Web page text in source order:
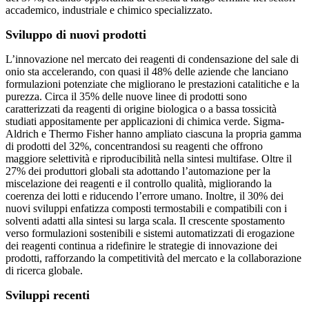
accademico, industriale e chimico specializzato.
Sviluppo di nuovi prodotti
L’innovazione nel mercato dei reagenti di condensazione del sale di
onio sta accelerando, con quasi il 48% delle aziende che lanciano
formulazioni potenziate che migliorano le prestazioni catalitiche e la
purezza. Circa il 35% delle nuove linee di prodotti sono
caratterizzati da reagenti di origine biologica o a bassa tossicità
studiati appositamente per applicazioni di chimica verde. Sigma-
Aldrich e Thermo Fisher hanno ampliato ciascuna la propria gamma
di prodotti del 32%, concentrandosi su reagenti che offrono
maggiore selettività e riproducibilità nella sintesi multifase. Oltre il
27% dei produttori globali sta adottando l’automazione per la
miscelazione dei reagenti e il controllo qualità, migliorando la
coerenza dei lotti e riducendo l’errore umano. Inoltre, il 30% dei
nuovi sviluppi enfatizza composti termostabili e compatibili con i
solventi adatti alla sintesi su larga scala. Il crescente spostamento
verso formulazioni sostenibili e sistemi automatizzati di erogazione
dei reagenti continua a ridefinire le strategie di innovazione dei
prodotti, rafforzando la competitività del mercato e la collaborazione
di ricerca globale.
Sviluppi recenti